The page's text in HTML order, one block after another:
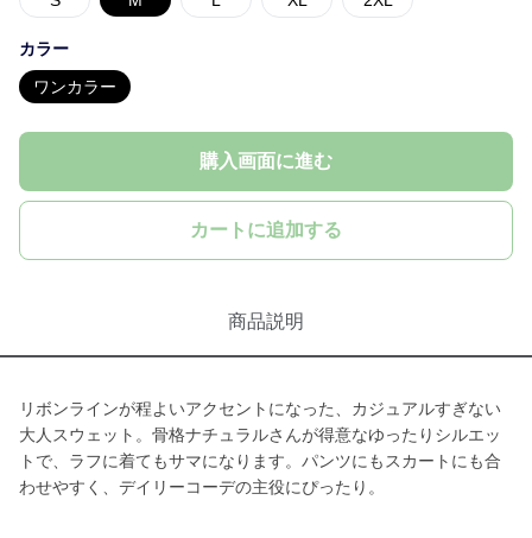
カラー
ワンカラー
購入画面に進む
カートに追加する
商品説明
リボンラインが程よいアクセントになった、カジュアルすぎない
大人スウェット。骨格ナチュラルさんが得意なゆったりシルエッ
トで、ラフに着てもサマになります。パンツにもスカートにも合
わせやすく、デイリーコーデの主役にぴったり。